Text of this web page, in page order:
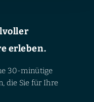
erleben.
30-minütige
die Sie für Ihre